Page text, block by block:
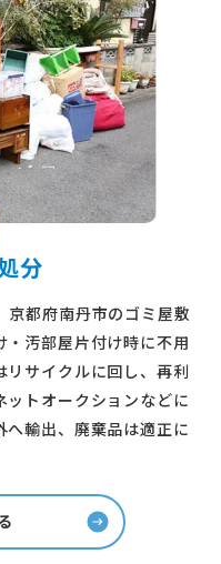
分
京都府南丹市のゴミ屋敷
汚部屋片付け時に不用
リサイクルに回し、再利
ットオークションなどに
へ輸出、廃棄品は適正に